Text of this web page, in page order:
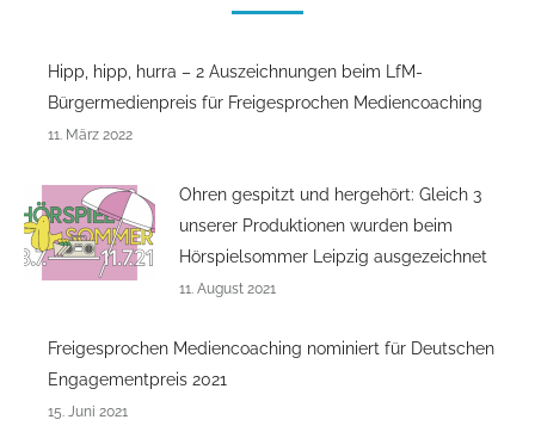
Hipp, hipp, hurra – 2 Auszeichnungen beim LfM-
Bürgermedienpreis für Freigesprochen Mediencoaching
11. März 2022
Ohren gespitzt und hergehört: Gleich 3
unserer Produktionen wurden beim
Hörspielsommer Leipzig ausgezeichnet
11. August 2021
Freigesprochen Mediencoaching nominiert für Deutschen
Engagementpreis 2021
15. Juni 2021